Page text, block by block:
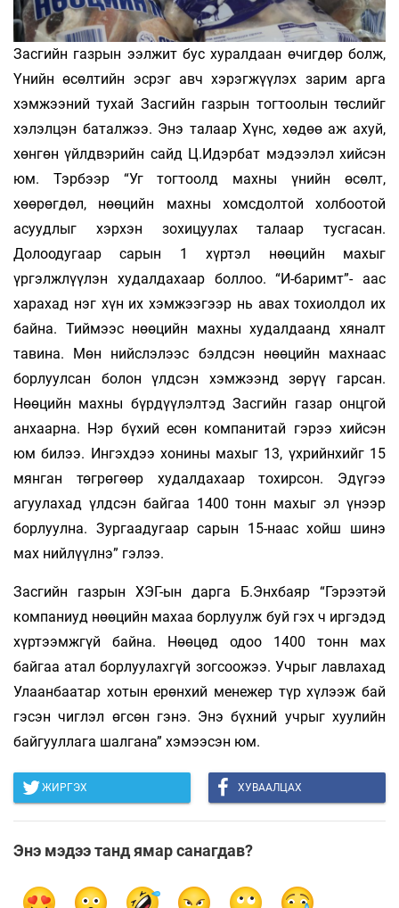
Засгийн газрын ээлжит бус хуралдаан өчигдөр болж,
Үнийн өсөлтийн эсрэг авч хэрэгжүүлэх зарим арга
хэмжээний тухай Засгийн газрын тогтоолын төслийг
хэлэлцэн баталжээ. Энэ талаар Хүнс, хөдөө аж ахуй,
хөнгөн үйлдвэрийн сайд Ц.Идэрбат мэдээлэл хийсэн
юм. Тэрбээр “Уг тогтоолд махны үнийн өсөлт,
хөөрөгдөл, нөөцийн махны хомсдолтой холбоотой
асуудлыг хэрхэн зохицуулах талаар тусгасан.
Долоодугаар сарын 1 хүртэл нөөцийн махыг
үргэлжлүүлэн худалдахаар боллоо. “И-баримт”- аас
харахад нэг хүн их хэмжээгээр нь авах тохиолдол их
байна. Тиймээс нөөцийн махны худалдаанд хяналт
тавина. Мөн нийслэлээс бэлдсэн нөөцийн махнаас
борлуулсан болон үлдсэн хэмжээнд зөрүү гарсан.
Нөөцийн махны бүрдүүлэлтэд Засгийн газар онцгой
анхаарна. Нэр бүхий есөн компанитай гэрээ хийсэн
юм билээ. Ингэхдээ хонины махыг 13, үхрийнхийг 15
мянган төгрөгөөр худалдахаар тохирсон. Эдүгээ
агуулахад үлдсэн байгаа 1400 тонн махыг эл үнээр
борлуулна. Зургаадугаар сарын 15-наас хойш шинэ
мах нийлүүлнэ” гэлээ.
Засгийн газрын ХЭГ-ын дарга Б.Энхбаяр “Гэрээтэй
компаниуд нөөцийн махаа борлуулж буй гэх ч иргэдэд
хүртээмжгүй байна. Нөөцөд одоо 1400 тонн мах
байгаа атал борлуулахгүй зогсоожээ. Учрыг лавлахад
Улаанбаатар хотын ерөнхий менежер түр хүлээж бай
гэсэн чиглэл өгсөн гэнэ. Энэ бүхний учрыг хуулийн
байгууллага шалгана” хэмээсэн юм.
ЖИРГЭХ ХУВААЛЦАХ
Энэ мэдээ танд ямар санагдав?